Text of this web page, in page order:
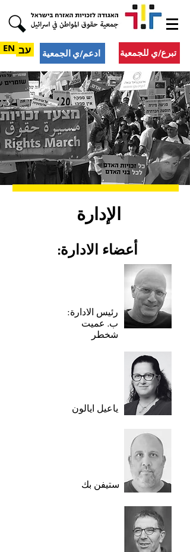
עב ادعم/ي الجمعية EN تبرع/ي للجمعية
الإدارة
أعضاء الادارة:
رئيس الادارة:
ب. عميت
شخطر
ياعيل ايالون
ستيفن بك